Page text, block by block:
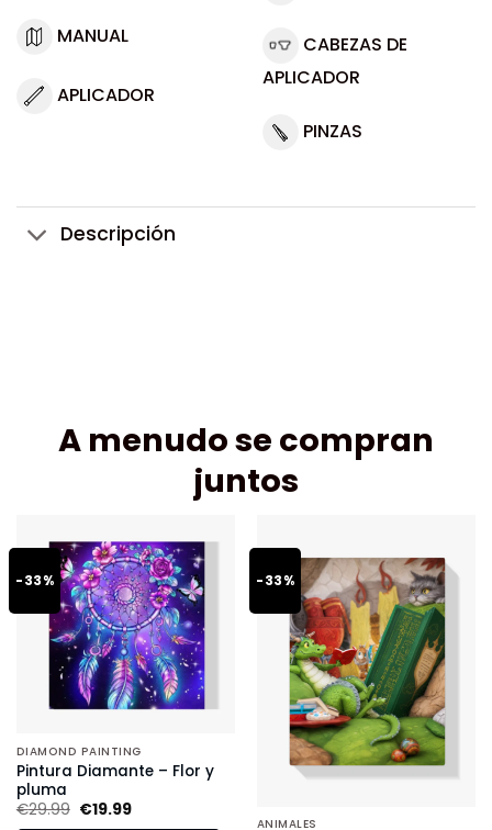
MANUAL
APLICADOR
CABEZAS DE
APLICADOR
PINZAS
Descripción
A menudo se compran
juntos
-33%
DIAMOND PAINTING
Pintura Diamante – Flor y
pluma
€29.99 €19.99
-33%
ANIMALES